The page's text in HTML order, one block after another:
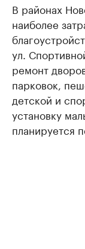
В районах
наиболее
ул.
ремонт
парковок,
детской и
установку
планируется